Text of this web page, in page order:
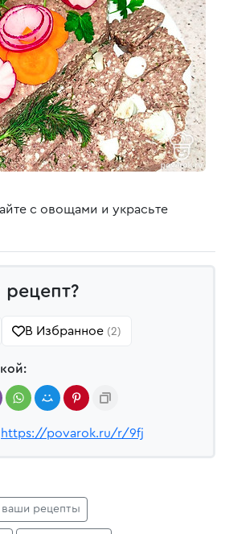
с овощами и украсьте
В Избранное (2)
https://povarok.ru/r/9fj
ваши рецепты